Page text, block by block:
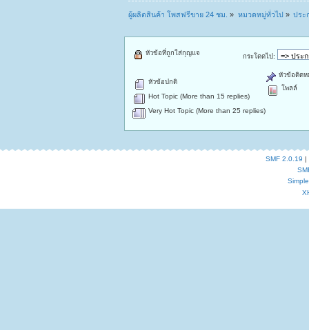
ผู้ผลิตสินค้า โพสฟรีขาย 24 ชม. » หมวดหมู่ทั่วไป » ประ
กระโดดไป:
หัวข้อปกติ
Hot Topic (More than 15 replies)
Very Hot Topic (More than 25 replies)
หัวข้อที่ถูกใส่กุญแจ
หัวข้อติดห
โพลล์
SMF 2.0.19 |